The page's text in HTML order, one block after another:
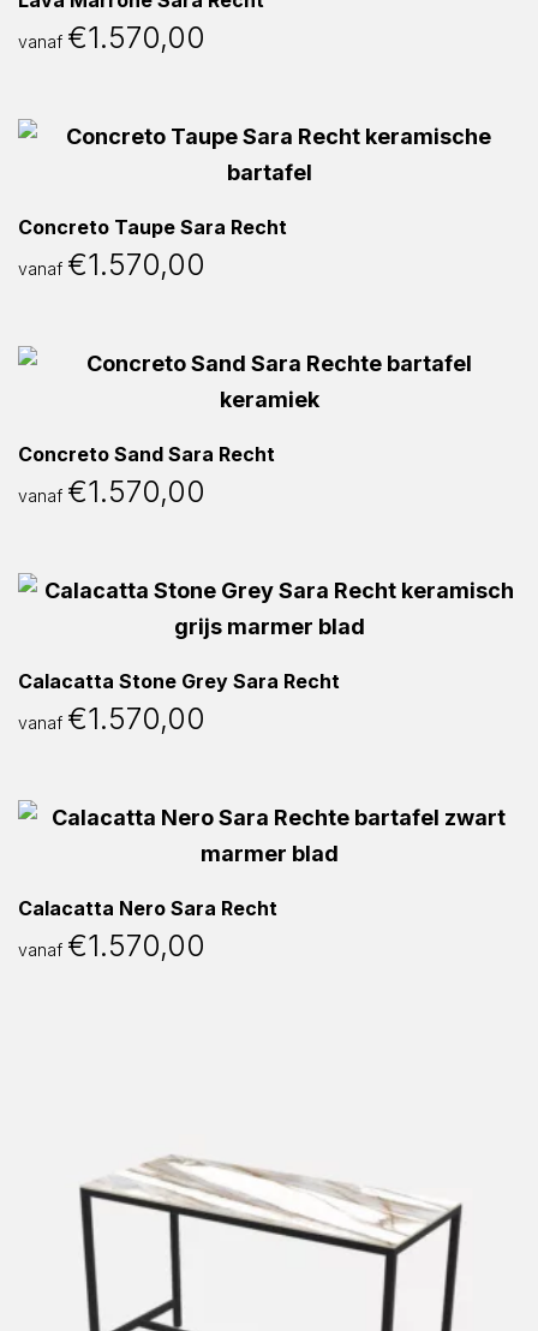
vanaf €1.570,00
Concreto Taupe Sara Recht
vanaf €1.570,00
Concreto Sand Sara Recht
vanaf €1.570,00
Calacatta Stone Grey Sara Recht
vanaf €1.570,00
Calacatta Nero Sara Recht
vanaf €1.570,00